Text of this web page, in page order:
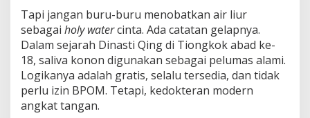
Tapi jangan buru-buru menobatkan air liur
sebagai holy watercinta. Ada catatan gelapnya.
Dalam sejarah Dinasti Qing di Tiongkok abad ke-
18, saliva konon digunakan sebagai pelumas alami.
Logikanya adalah gratis, selalu tersedia, dan tidak
perlu izin BPOM. Tetapi, kedokteran modern
angkat tangan.